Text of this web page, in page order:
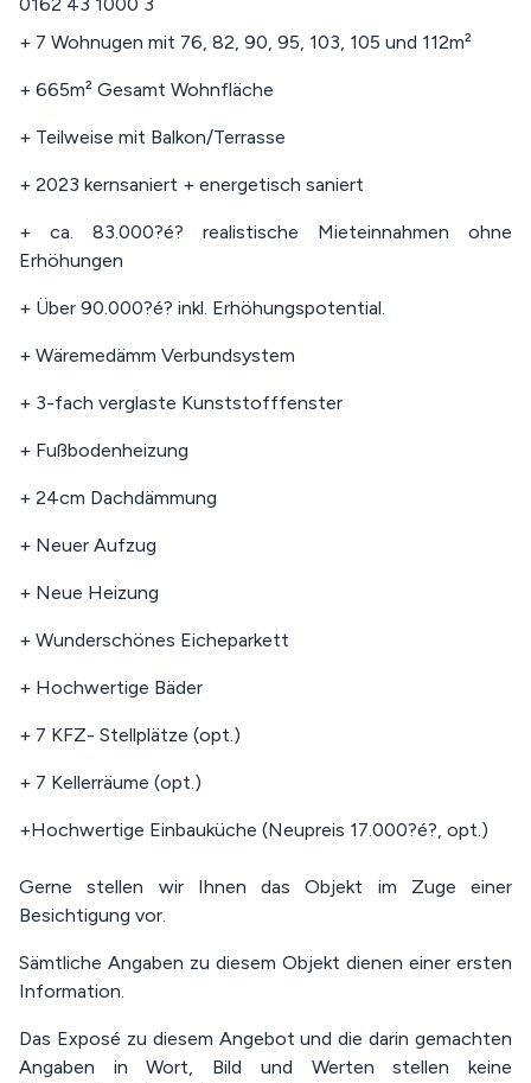
+ 7 Wohnugen mit 76, 82, 90, 95, 103, 105 und 112m²
+ 665m² Gesamt Wohnfläche
+ Teilweise mit Balkon/Terrasse
+ 2023 kernsaniert + energetisch saniert
+ ca. 83.000?é? realistische Mieteinnahmen ohne
Erhöhungen
+ Über 90.000?é? inkl. Erhöhungspotential.
+ Wäremedämm Verbundsystem
+ 3-fach verglaste Kunststofffenster
+ Fußbodenheizung
+ 24cm Dachdämmung
+ Neuer Aufzug
+ Neue Heizung
+ Wunderschönes Eicheparkett
+ Hochwertige Bäder
+ 7 KFZ- Stellplätze (opt.)
+ 7 Kellerräume (opt.)
+Hochwertige Einbauküche (Neupreis 17.000?é?, opt.)
Gerne stellen wir Ihnen das Objekt im Zuge einer
Besichtigung vor.
Sämtliche Angaben zu diesem Objekt dienen einer ersten
Information.
Das Exposé zu diesem Angebot und die darin gemachten
Angaben in Wort, Bild und Werten stellen keine